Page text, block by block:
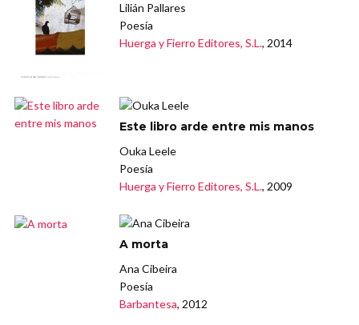
Lilián Pallares
Poesía
Huerga y Fierro Editores, S.L., 2014
Este libro arde entre mis manos
Ouka Leele
Poesía
Huerga y Fierro Editores, S.L., 2009
A morta
Ana Cibeira
Poesía
Barbantesa, 2012